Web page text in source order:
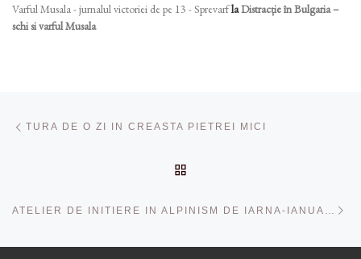
Varful Musala - jurnalul victoriei de pe 13 - SprevarflaDistracție în Bulgaria –
schi si varful Musala
TURA DE O ZI IN CREASTA PIETREI MICI